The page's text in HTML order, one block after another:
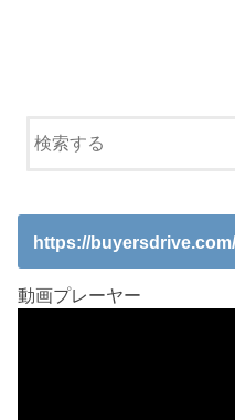
https://buyersdrive.com/
動画プレーヤー